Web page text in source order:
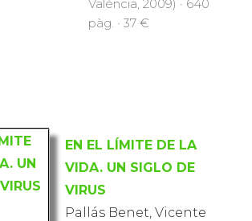
València, 2009) · 640
pàg. · 37 €
EN EL LÍMITE DE LA
VIDA. UN SIGLO DE
VIRUS
Pallás Benet, Vicente